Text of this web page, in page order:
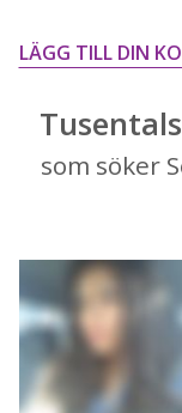
LÄGG TILL DIN
som söker